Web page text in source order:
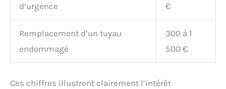
d’urgence
€
Remplacement d’un tuyau
endommagé
300 à 1
500 €
Ces chiffres illustrent clairement l’intérêt